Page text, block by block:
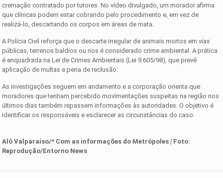
cremação contratado por tutores. No vídeo divulgado, um morador afirma
que clínicas podem estar cobrando pelo procedimento e, em vez de
realizá-lo, descartando os corpos em áreas de mata.
A Polícia Civil reforça que o descarte irregular de animais mortos em vias
públicas, terrenos baldios ou rios é considerado crime ambiental. A prática
é enquadrada na Lei de Crimes Ambientais (Lei 9.605/98), que prevê
aplicação de multas e pena de reclusão.
As investigações seguem em andamento e a corporação orienta que
moradores que tenham percebido movimentações suspeitas na região nos
últimos dias também repassem informações às autoridades. O objetivo é
identificar os responsáveis e esclarecer as circunstâncias do caso.
Alô Valparaíso/* Com as informações do Metrópoles| Foto:
Reprodução/Entorno News